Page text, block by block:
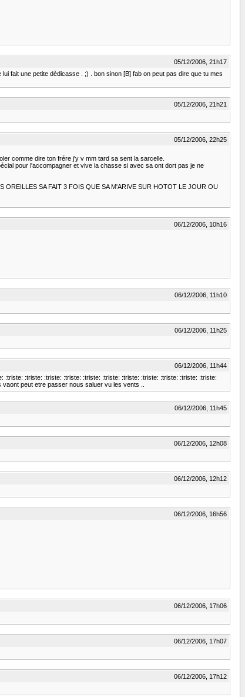
05/12/2006, 21h17
fait une petite dèdicasse . ;) . bon sinon [B] fab on peut pas dire que tu mes
05/12/2006, 21h21
05/12/2006, 22h25
comme dire ton frére j'y v mm tard sa sent la sarcelle.
pour l'accompagner et vive la chasse si avec sa ont dort pas je ne
OREILLES SA FAIT 3 FOIS QUE SA M'ARIVE SUR HOTOT LE JOUR OU
06/12/2006, 10h16
06/12/2006, 11h10
06/12/2006, 11h25
06/12/2006, 11h44
:triste: :triste: :triste: :triste: :triste: :triste: :triste: :triste: :triste: :triste:
peut etre passer nous saluer vu les vents ..
06/12/2006, 11h45
06/12/2006, 12h08
06/12/2006, 12h12
06/12/2006, 16h56
06/12/2006, 17h06
06/12/2006, 17h07
06/12/2006, 17h12